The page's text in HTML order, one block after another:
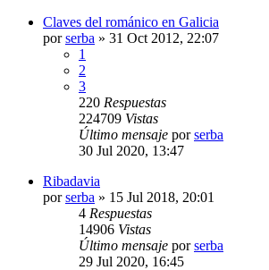
Claves del románico en Galicia
porserba » 31 Oct 2012, 22:07
1
2
3
220 Respuestas
224709 Vistas
Último mensaje porserba
30 Jul 2020, 13:47
Ribadavia
porserba » 15 Jul 2018, 20:01
4 Respuestas
14906 Vistas
Último mensaje porserba
29 Jul 2020, 16:45